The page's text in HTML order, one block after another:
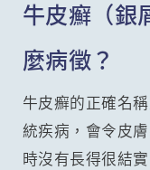
牛皮癬（銀
麼病徵？
牛皮癬的正確名
統疾病，會令皮
時沒有長得很結